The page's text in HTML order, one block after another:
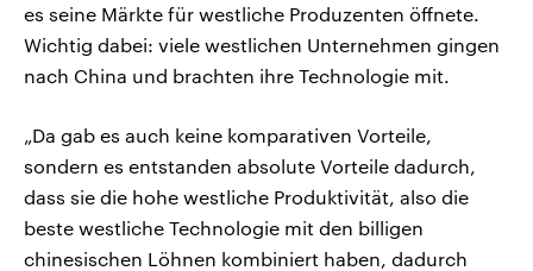
es seine Märkte für westliche Produzenten öffnete.
Wichtig dabei: viele westlichen Unternehmen gingen
nach China und brachten ihre Technologie mit.
„Da gab es auch keine komparativen Vorteile,
sondern es entstanden absolute Vorteile dadurch,
dass sie die hohe westliche Produktivität, also die
beste westliche Technologie mit den billigen
chinesischen Löhnen kombiniert haben, dadurch